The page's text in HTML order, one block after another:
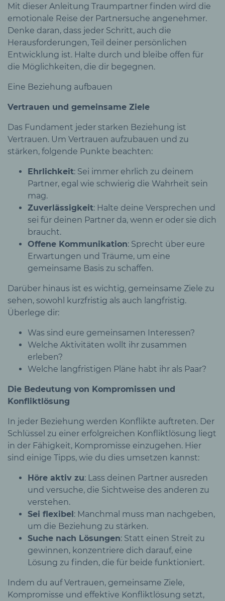
Mit dieser Anleitung Traumpartner finden wird die
emotionale Reise der Partnersuche angenehmer.
Denke daran, dass jeder Schritt, auch die
Herausforderungen, Teil deiner persönlichen
Entwicklung ist. Halte durch und bleibe offen für
die Möglichkeiten, die dir begegnen.
Eine Beziehung aufbauen
Vertrauen und gemeinsame Ziele
Das Fundament jeder starken Beziehung ist
Vertrauen. Um Vertrauen aufzubauen und zu
stärken, folgende Punkte beachten:
Ehrlichkeit: Sei immer ehrlich zu deinem
Partner, egal wie schwierig die Wahrheit sein
mag.
Zuverlässigkeit: Halte deine Versprechen und
sei für deinen Partner da, wenn er oder sie dich
braucht.
Offene Kommunikation: Sprecht über eure
Erwartungen und Träume, um eine
gemeinsame Basis zu schaffen.
Darüber hinaus ist es wichtig, gemeinsame Ziele zu
sehen, sowohl kurzfristig als auch langfristig.
Überlege dir:
Was sind eure gemeinsamen Interessen?
Welche Aktivitäten wollt ihr zusammen
erleben?
Welche langfristigen Pläne habt ihr als Paar?
Die Bedeutung von Kompromissen und
Konfliktlösung
In jeder Beziehung werden Konflikte auftreten. Der
Schlüssel zu einer erfolgreichen Konfliktlösung liegt
in der Fähigkeit, Kompromisse einzugehen. Hier
sind einige Tipps, wie du dies umsetzen kannst:
Höre aktiv zu: Lass deinen Partner ausreden
und versuche, die Sichtweise des anderen zu
verstehen.
Sei flexibel: Manchmal muss man nachgeben,
um die Beziehung zu stärken.
Suche nach Lösungen: Statt einen Streit zu
gewinnen, konzentriere dich darauf, eine
Lösung zu finden, die für beide funktioniert.
Indem du auf Vertrauen, gemeinsame Ziele,
Kompromisse und effektive Konfliktlösung setzt,